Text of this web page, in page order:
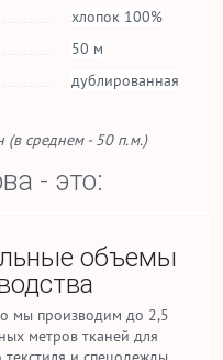
хлопок 100%
50 м
дублированная
среднем - 50 п.м.)
- это:
объемы
мы производим до 2,5
метров тканей для